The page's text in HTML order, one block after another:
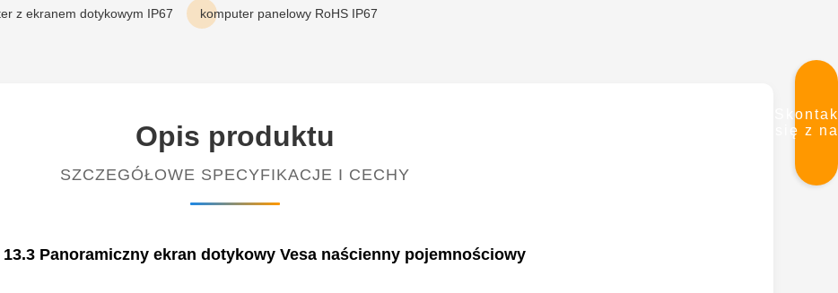
się z
z ekranem dotykowym IP67 komputer panelowy RoHS IP67
Opis produktu
SZCZEGÓŁOWE SPECYFIKACJE I CECHY
Panoramiczny ekran dotykowy Vesa naścienny pojemnościowy